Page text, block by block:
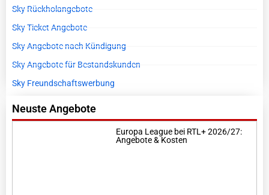
Sky Rückholangebote
Sky Ticket Angebote
Sky Angebote nach Kündigung
Sky Angebote für Bestandskunden
Sky Freundschaftswerbung
Neuste Angebote
Europa League bei RTL+ 2026/27:
Angebote & Kosten